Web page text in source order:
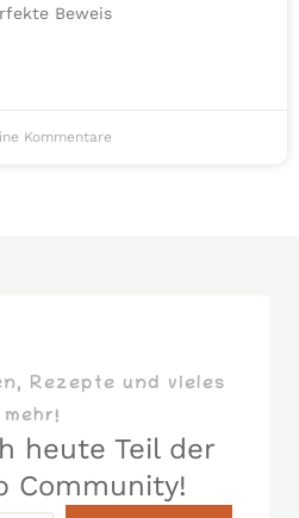
Beweis
Kommentare
Rezepte und vieles
mehr!
heute Teil der
Community!​